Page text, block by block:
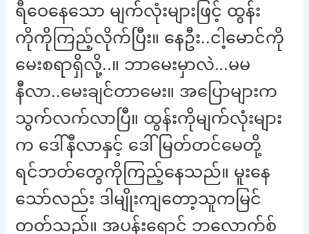
ရီဝေနေသော မျက်လုံးများဖြင့် ထွန်း
ကိုကိုကြည့်လိုက်ပြီး။ နေဦး..ငါ့မောင်ကို
မေးစရာရှိလို့..။ ဘာမေးမှာလဲ…မမ
နီလာ..မေးချင်တာမေး။ အပြောများက
သွက်လက်လာပြီ။ ထွန်းကိုမျက်လုံးများ
က ဒေါ်နီလာနှင့် ဒေါ်မြတ်တင်မေတို့
ရင်ဘတ်တွေကိုကြည့်နေသည်။ မူးနေ
သော်လည်း ဒါမျိုးကျတော့သူကမြင်
တတ်သည်။ အပန်းရောင် ဘလောက်စ်